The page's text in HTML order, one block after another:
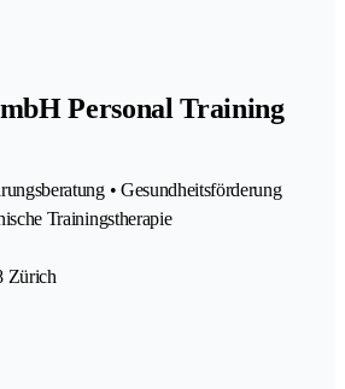
Personal Training
• Gesundheitsförderung
Trainingstherapie
Zürich